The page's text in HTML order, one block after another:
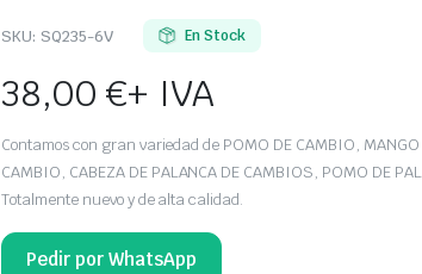
SKU: SQ235-6V En Stock
38,00€+ IVA
Contamos con gran variedad de POMO DE CAMBIO, MANGO
CAMBIO, CABEZA DE PALANCA DE CAMBIOS, POMO DE
Totalmente nuevo y de alta calidad.
Pedir por WhatsApp